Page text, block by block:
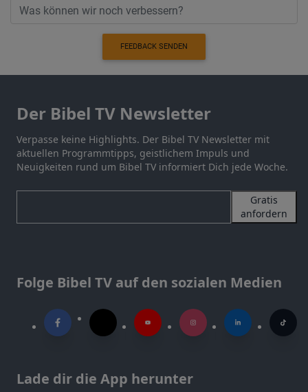
FEEDBACK SENDEN
Der Bibel TV Newsletter
Verpasse keine Highlights. Der Bibel TV Newsletter mit
aktuellen Programmtipps, geistlichem Impuls und
Neuigkeiten rund um Bibel TV informiert Dich jede Woche.
Gratis
anfordern
Folge Bibel TV auf den sozialen Medien
Lade dir die App herunter